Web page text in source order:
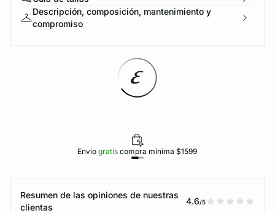
Descripción, composición, mantenimiento y
compromiso
Envíogratiscompra mínima $1599
Resumen de las opiniones de nuestras
clientas
4.6/5